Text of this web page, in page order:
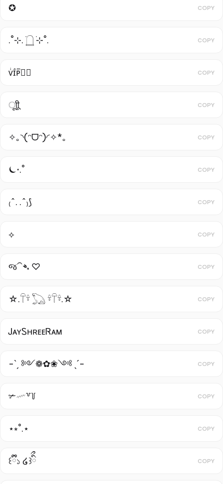
✪ COPY
.˚⊹. ࣪𓉸 ࣪⊹˚. COPY
ᴠͥɪͣᴘͫ✮⃝ COPY
ूाीू COPY
✧｡◝(ᵔᗜᵔ)◜✧*｡ COPY
⏾⋆.˚ COPY
₍^. .^₎⟆ COPY
⟡ COPY
જ⁀➴ ♡ COPY
☆.𓋼𓍊 𓆏 𓍊𓋼𓍊.☆ COPY
ᎫᴀʏㅤᏚʜʀᴇᴇㅤᏒᴀᴍ COPY
-ˋˏ ༻❁✿❀༺ ˎˊ- COPY
✃𓄧꒷꒦ COPY
⋆⭒˚.⋆ COPY
꒰ྀི১ ໒꒱ིྀ COPY